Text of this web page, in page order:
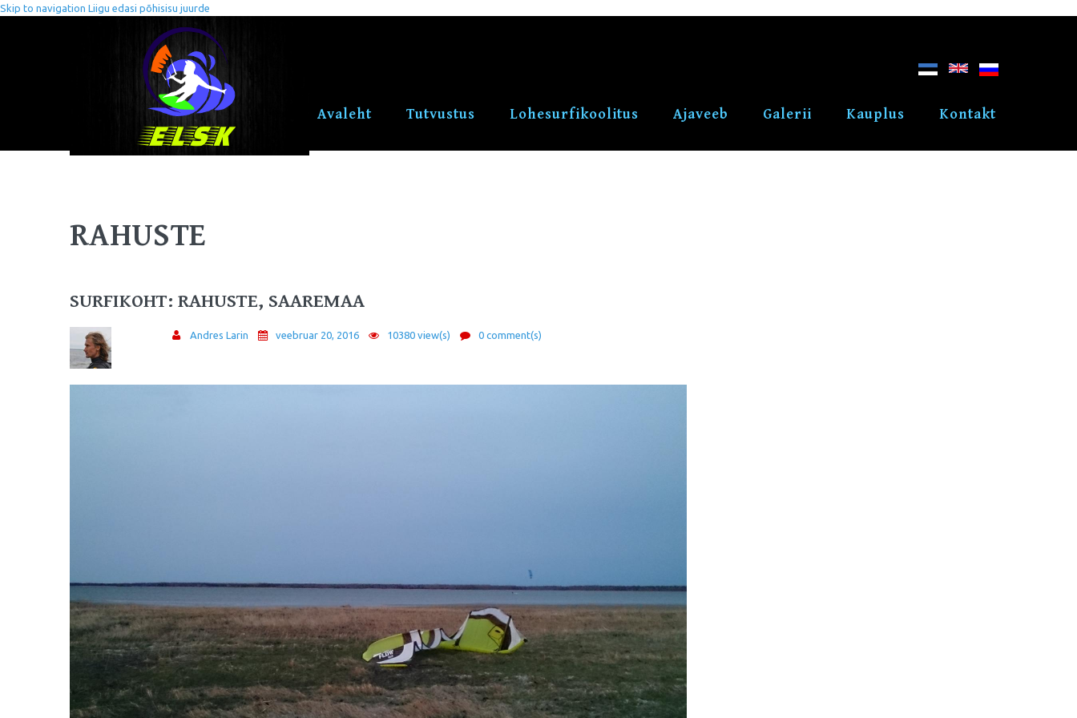
Skip to navigation Liigu edasi põhisisu juurde
Avaleht Tutvustus Lohesurfikoolitus Ajaveeb Galerii Kauplus Kontakt
RAHUSTE
SURFIKOHT: RAHUSTE, SAAREMAA
Andres Larin veebruar 20, 2016 10380 view(s) 0 comment(s)